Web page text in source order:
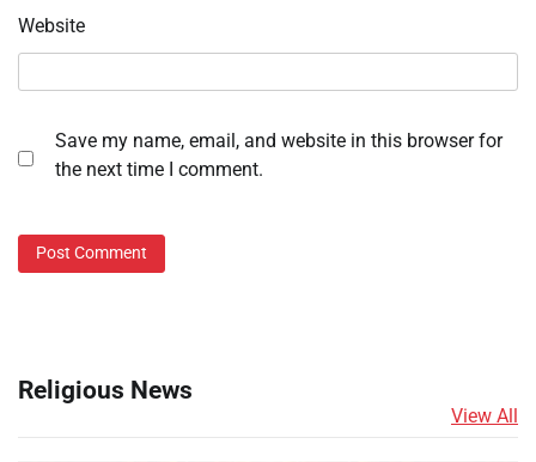
Website
Save my name, email, and website in this browser for
the next time I comment.
Religious News
View All